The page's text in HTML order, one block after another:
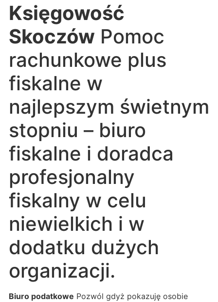
Księgowość
Skoczów Pomoc
rachunkowe plus
fiskalne w
najlepszym świetnym
stopniu – biuro
fiskalne i doradca
profesjonalny
fiskalny w celu
niewielkich i w
dodatku dużych
organizacji.
Biuro podatkowe Pozwól gdyż pokazuję osobie